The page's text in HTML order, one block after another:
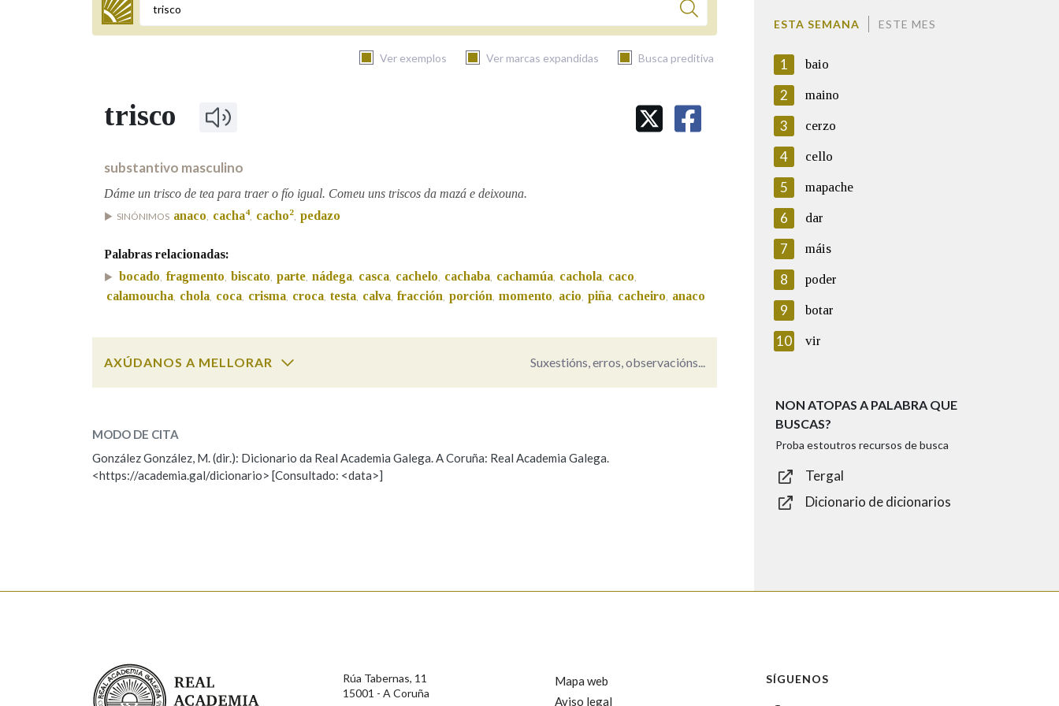
Termo a buscar
Ver exemplos Ver marcas expandidas Busca preditiva
BUSCAR NOS LEMAS
Remata por
Contén Na fraseoloxía
Marcas gramaticais Pertence a
AXUDA NA BUSCA LIMPAR
trisco
substantivo masculino
Dáme un trisco de tea para traer o fío igual. Comeu uns triscos da mazá e deixouna.
SINÓNIMOS anaco, cacha4, cacho2, pedazo
Palabras relacionadas:
bocado, fragmento, biscato, parte, nádega, casca, cachelo, cachaba, cachamúa, cachola, caco,
calamoucha, chola, coca, crisma, croca, testa, calva, fracción, porción, momento, acio, piña, cacheiro, anaco
AXÚDANOS A MELLORAR Suxestións, erros, observacións...
ESCOLLE UNHA OPCIÓN:
Observación Hai un erro na palabra Propoño mellorar a definición
Comentario
MODO DE CITA
González González, M. (dir.): Dicionario da Real Academia Galega. A Coruña: Real Academia Galega.
<https://academia.gal/dicionario> [Consultado: <data>]
ESTA SEMANA ESTE MES
1 baio
2 maino
3 cerzo
4 cello
5 mapache
6 dar
7 máis
8 poder
9 botar
10 vir
NON ATOPAS A PALABRA QUE
BUSCAS?
Proba estoutros recursos de busca
Tergal
Dicionario de dicionarios
Real Academia Galega
Rúa Tabernas, 11
15001 - A Coruña
Mapa web
Aviso legal
SÍGUENOS